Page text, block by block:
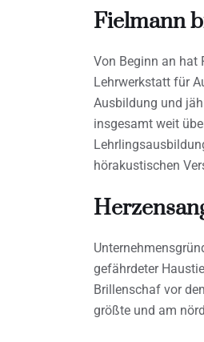
Fielmann
Von Beginn an hat
Lehrwerkstatt für
Ausbildung und
insgesamt weit
hörakustischen
gefährdeter
Brillenschaf vor
größte und am